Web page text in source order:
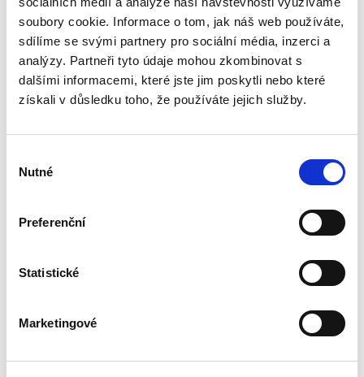
soubory cookie. Informace o tom, jak náš web používáte,
sdílíme se svými partnery pro sociální média, inzerci a
analýzy. Partneři tyto údaje mohou zkombinovat s
dalšími informacemi, které jste jim poskytli nebo které
získali v důsledku toho, že používáte jejich služby.
souhlasu
Nutné
Preferenční
Statistické
Marketingové
Publikace pojednává o předpokladech vzniku
povinnosti nahradit újmu způsobenou zvířetem
podle § 2933 až 2935 ObčZ. Nejde ale pouze o
ryzí teorii, v knize čtenář nalezne srozumitelná
řešení...
po deseti letech
Jan Jaroš